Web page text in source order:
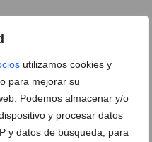
utilizamos cookies y
para mejorar su
Podemos almacenar y/o
y procesar datos
y datos de búsqueda, para